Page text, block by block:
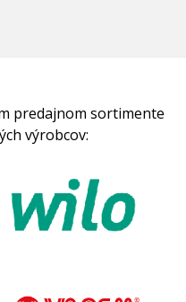
predajnom sortimente
výrobcov: